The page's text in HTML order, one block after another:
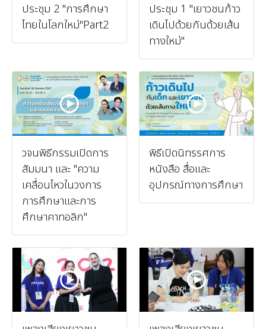
ประชุม 2 "การศึกษา
ไทยในโลกใหม่"Part2
ประชุม 1 "เยาวชนก้าว
เดินไปด้วยกันด้วยเส้น
ทางใหม่"
วจนพิธีกรรมเปิดการ
สัมมนา และ "ความ
เคลื่อนไหวในวงการ
การศึกษาและการ
ศึกษาคาทอลิก"
พิธีเปิดนิทรรศการ
หนังสือ สื่อและ
อุปกรณ์ทางการศึกษา